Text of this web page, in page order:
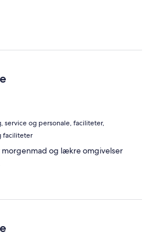
service og personale, faciliteter,
faciliteter
og lækre omgivelser